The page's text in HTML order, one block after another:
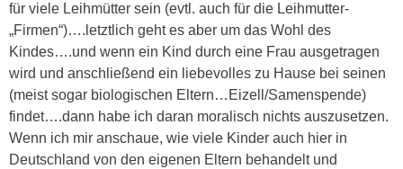
für viele Leihmütter sein (evtl. auch für die Leihmutter-
„Firmen“)….letztlich geht es aber um das Wohl des
Kindes….und wenn ein Kind durch eine Frau ausgetragen
wird und anschließend ein liebevolles zu Hause bei seinen
(meist sogar biologischen Eltern…Eizell/Samenspende)
findet….dann habe ich daran moralisch nichts auszusetzen.
Wenn ich mir anschaue, wie viele Kinder auch hier in
Deutschland von den eigenen Eltern behandelt und